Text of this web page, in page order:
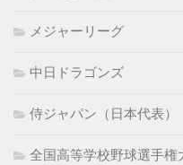
メジャーリーグ
中日ドラゴンズ
侍ジャパン（日本代表）
全国高等学校野球選手権